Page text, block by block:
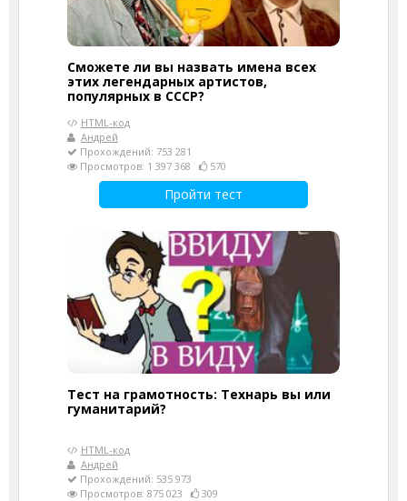
Сможете ли вы назвать имена всех
этих легендарных артистов,
популярных в СССР?
HTML-код
Андрей
Прохождений: 753 281
Просмотров: 1 397 368
570
Пройти тест
Тест на грамотность: Технарь вы или
гуманитарий?
HTML-код
Андрей
Прохождений: 535 973
Просмотров: 875 023
309